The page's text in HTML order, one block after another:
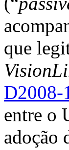
que
D2008-
entre o
adoção